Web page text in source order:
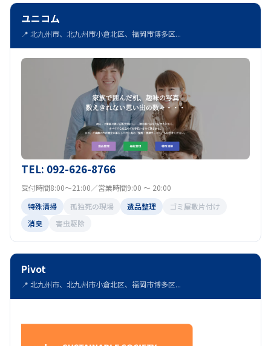
ユニコム
📍 北九州市、北九州市小倉北区、福岡市博多区...
TEL: 092-626-8766
受付時間8:00～21:00／営業時間9:00 ～ 20:00
特殊清掃
孤独死の現場 遺品整理
ゴミ屋敷片付け
消臭
害虫駆除
Pivot
📍 北九州市、北九州市小倉北区、福岡市博多区...